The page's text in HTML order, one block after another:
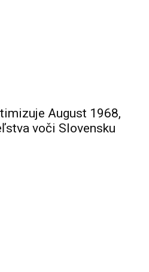
August 1968,
voči Slovensku